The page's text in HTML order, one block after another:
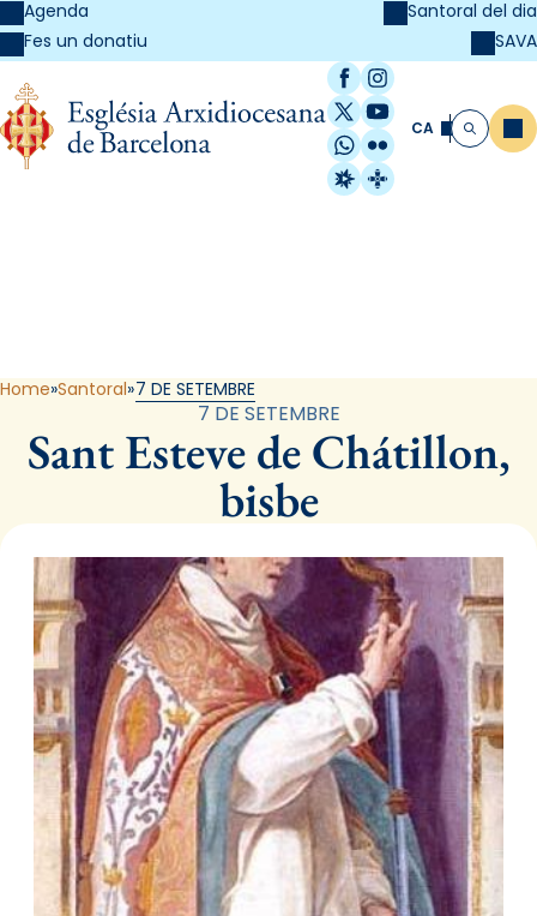
Agenda
Fes un donatiu
Santoral del dia
SAVA
Facebook
Instagram
X / Twitter
YouTube
WhatsApp
Flickr
Radio Estel
Catalunya
CA Cerca
Home Santoral 7 DE SETEMBRE
7 DE SETEMBRE
Sant Esteve de Chátillon,
bisbe